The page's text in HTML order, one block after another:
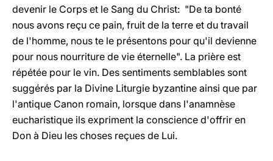
devenir le Corps et le Sang du Christ: "De ta bonté
nous avons reçu ce pain, fruit de la terre et du travail
de l'homme, nous te le présentons pour qu'il devienne
pour nous nourriture de vie éternelle". La prière est
répétée pour le vin. Des sentiments semblables sont
suggérés par la Divine Liturgie byzantine ainsi que par
l'antique Canon romain, lorsque dans l'anamnèse
eucharistique ils expriment la conscience d'offrir en
Don à Dieu les choses reçues de Lui.